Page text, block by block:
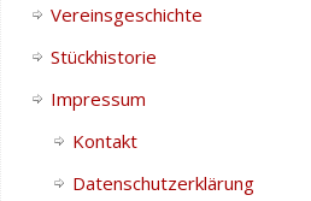
Vereinsgeschichte
Stückhistorie
Impressum
Kontakt
Datenschutzerklärung